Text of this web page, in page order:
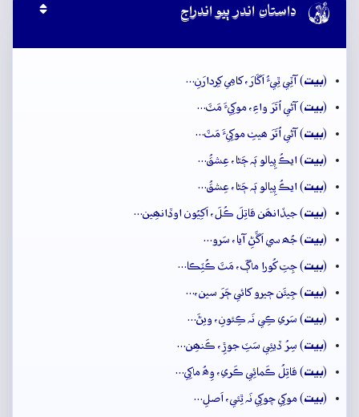
 داستان اندر ٻيو اندراج
(بيت) آٽِي ٿِيءُ اَڱارَ، کامِي کِردارَنِ…
(بيت) آڻي اُتَرَ واءِ، موکِيءَ مَٽَ…
(بيت) آڻي اُتَرَ ھيٺِ موکِيءَ مَٽَ…
(بيت) ايڪُ پِيالو ٻَہ ڄَڻا، عِشقُ…
(بيت) ايڪُ پِيالو ٻَہ ڄَڻا، عِشقُ…
(بيت) جيڏانھَن قاتِلَ ڪُلَ، اَکِيُون اوڏانھِين…
(بيت) جُھ سي اَڱَڻِ آيا، سَرو…
(بيت) جِتِ کُورا ماڳَ، مَٽَ ڪُٽِڪا…
(بيت) جِيئَن ڄيرو کائي ڄَرَ سين،…
(بيت) سَري ڪِي نَہ ڪِئونِ، ويڻَ…
(بيت) سِرُ ڏيئِي سَٽِ جوڙِ، ڪَنھِن…
(بيت) قاتِلُ ڪَمائِي ڪَري، وِھُ ماکِي…
(بيت) موکِي چوکِي نَہ ٿِئي، اَصلِ…